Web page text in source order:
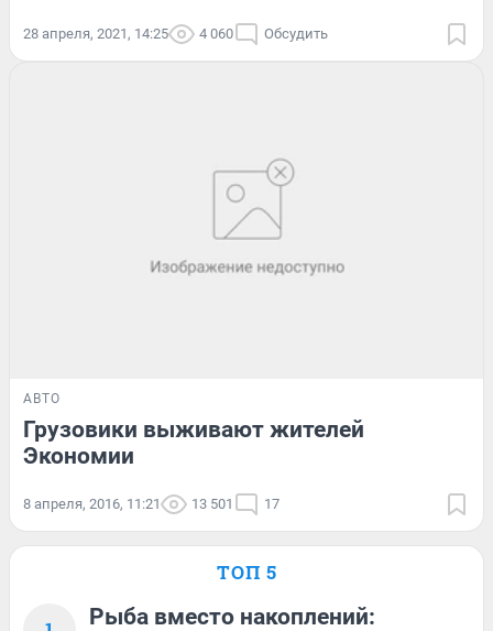
28 апреля, 2021, 14:25 4 060 Обсудить
АВТО
Грузовики выживают жителей
Экономии
8 апреля, 2016, 11:21 13 501 17
ТОП 5
Рыба вместо накоплений: